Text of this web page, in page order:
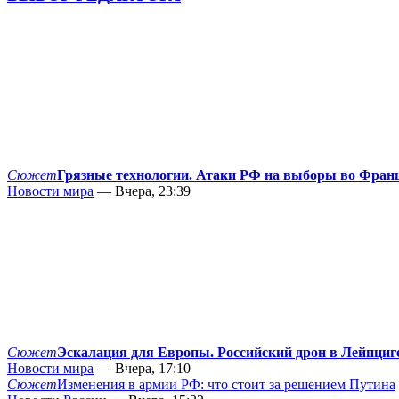
СюжетГрязные технологии. Атаки РФ на выборы во
Новости мира — Вчера, 23:39
СюжетЭскалация для Европы. Российский дрон в
Новости мира — Вчера, 17:10
СюжетИзменения в армии РФ: что стоит за решением Путина